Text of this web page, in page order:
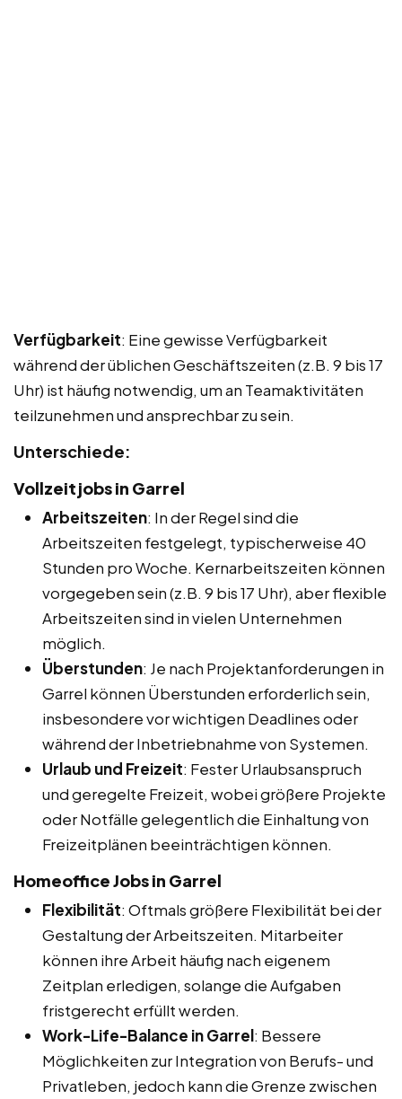
Verfügbarkeit: Eine gewisse Verfügbarkeit
während der üblichen Geschäftszeiten (z.B. 9 bis 17
Uhr) ist häufig notwendig, um an Teamaktivitäten
teilzunehmen und ansprechbar zu sein.
Unterschiede:
Vollzeitjobs in Garrel
Arbeitszeiten: In der Regel sind die
Arbeitszeiten festgelegt, typischerweise 40
Stunden pro Woche. Kernarbeitszeiten können
vorgegeben sein (z.B. 9 bis 17 Uhr), aber flexible
Arbeitszeiten sind in vielen Unternehmen
möglich.
Überstunden: Je nach Projektanforderungen in
Garrel können Überstunden erforderlich sein,
insbesondere vor wichtigen Deadlines oder
während der Inbetriebnahme von Systemen.
Urlaub und Freizeit: Fester Urlaubsanspruch
und geregelte Freizeit, wobei größere Projekte
oder Notfälle gelegentlich die Einhaltung von
Freizeitplänen beeinträchtigen können.
Homeoffice Jobs in Garrel
Flexibilität: Oftmals größere Flexibilität bei der
Gestaltung der Arbeitszeiten. Mitarbeiter
können ihre Arbeit häufig nach eigenem
Zeitplan erledigen, solange die Aufgaben
fristgerecht erfüllt werden.
Work-Life-Balance in Garrel: Bessere
Möglichkeiten zur Integration von Berufs- und
Privatleben, jedoch kann die Grenze zwischen